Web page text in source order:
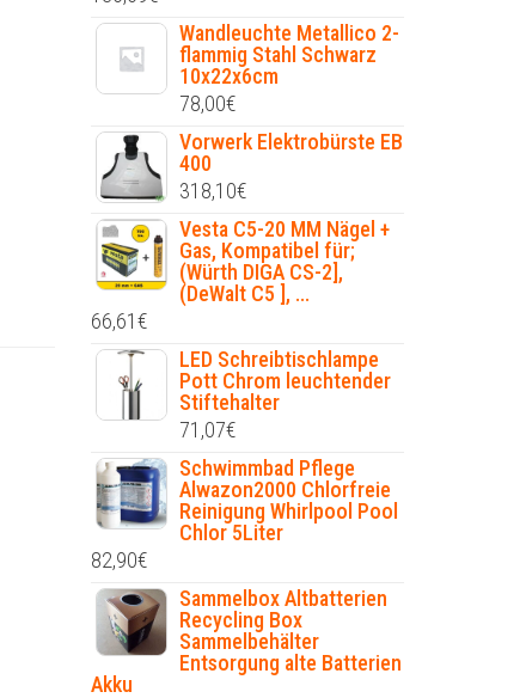
Wandleuchte Metallico 2-
flammig Stahl Schwarz
10x22x6cm
78,00€
Vorwerk Elektrobürste EB
400
318,10€
Vesta C5-20 MM Nägel +
Gas, Kompatibel für;
(Würth DIGA CS-2],
(DeWalt C5 ], ...
66,61€
LED Schreibtischlampe
Pott Chrom leuchtender
Stiftehalter
71,07€
Schwimmbad Pflege
Alwazon2000 Chlorfreie
Reinigung Whirlpool Pool
Chlor 5Liter
82,90€
Sammelbox Altbatterien
Recycling Box
Sammelbehälter
Entsorgung alte Batterien
Akku